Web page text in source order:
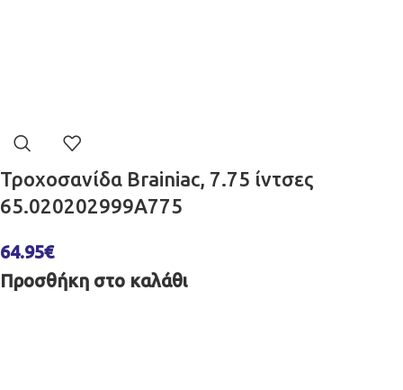
Τροχοσανίδα Brainiac, 7.75 ίντσες
65.020202999A775
64.95€
Προσθήκη στο καλάθι